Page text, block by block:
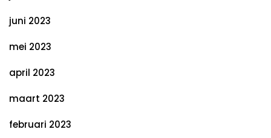
juni 2023
mei 2023
april 2023
maart 2023
februari 2023